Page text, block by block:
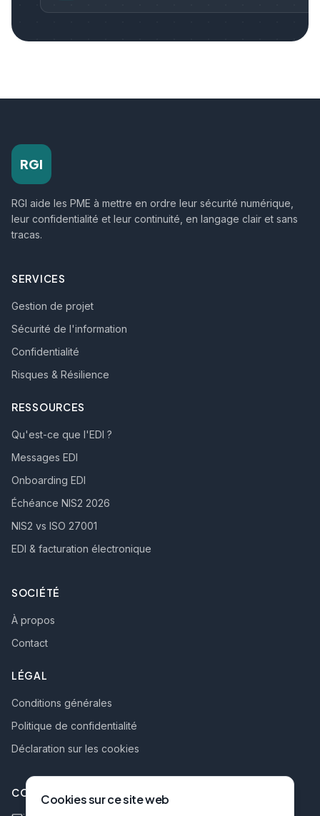
RGI
RGI aide les PME à mettre en ordre leur sécurité numérique,
leur confidentialité et leur continuité, en langage clair et sans
tracas.
SERVICES
Gestion de projet
Sécurité de l'information
Confidentialité
Risques & Résilience
RESSOURCES
Qu'est-ce que l'EDI ?
Messages EDI
Onboarding EDI
Échéance NIS2 2026
NIS2 vs ISO 27001
EDI & facturation électronique
SOCIÉTÉ
À propos
Contact
LÉGAL
Conditions générales
Politique de confidentialité
Déclaration sur les cookies
CONTACTCookies sur ce site web